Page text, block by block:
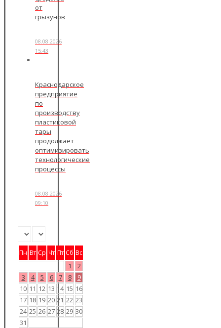
от
грызунов
08.08.2026
15:43
Краснодарское
предприятие
по
производству
пластиковой
тары
продолжает
оптимизировать
технологические
процессы
08.08.2026
09:10
Пн Вт Ср Чт Пт Сб Вс
1
2
3
4 5 6 7 8
9
10 11 12 13 14 15 16
17 18 19 20 21 22 23
24 25 26 27 28 29 30
31